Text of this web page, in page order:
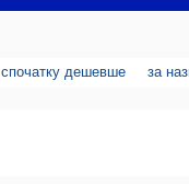
спочатку дешевше за